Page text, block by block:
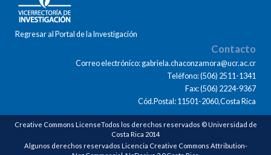
Regresar al Portal de la Investigación
Contacto
Correo electrónico: gabriela.chaconzamora@ucr.ac.cr
Teléfono: (506) 2511-1341
Fax: (506) 2224-9367
Cód.Postal: 11501-2060,Costa Rica
Creative Commons LicenseTodos los derechos reservados © Universidad de
Costa Rica 2014
Algunos derechos reservados Licencia Creative Commons Attribution-